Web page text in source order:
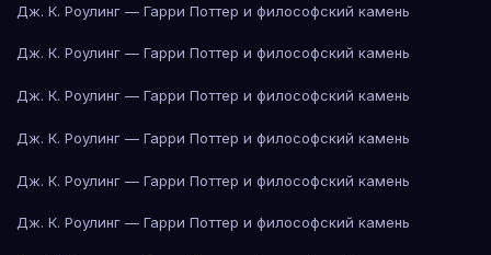
Дж. К. Роулинг — Гарри Поттер и философский камень
Дж. К. Роулинг — Гарри Поттер и философский камень
Дж. К. Роулинг — Гарри Поттер и философский камень
Дж. К. Роулинг — Гарри Поттер и философский камень
Дж. К. Роулинг — Гарри Поттер и философский камень
Дж. К. Роулинг — Гарри Поттер и философский камень